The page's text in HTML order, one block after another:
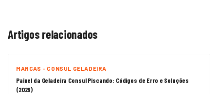
Artigos relacionados
MARCAS - CONSUL GELADEIRA
Painel da Geladeira Consul Piscando: Códigos de Erro e Soluções
(2026)